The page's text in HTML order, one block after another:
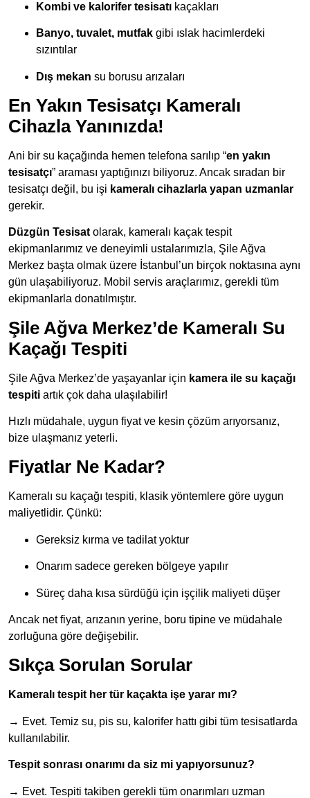
Kombi ve kalorifer tesisatı kaçakları
Banyo, tuvalet, mutfak gibi ıslak hacimlerdeki
sızıntılar
Dış mekan su borusu arızaları
En Yakın Tesisatçı Kameralı
Cihazla Yanınızda!
Ani bir su kaçağında hemen telefona sarılıp “en yakın
tesisatçı” araması yaptığınızı biliyoruz. Ancak sıradan bir
tesisatçı değil, bu işi kameralı cihazlarla yapan uzmanlar
gerekir.
Düzgün Tesisat olarak, kameralı kaçak tespit
ekipmanlarımız ve deneyimli ustalarımızla, Şile Ağva
Merkez başta olmak üzere İstanbul’un birçok noktasına aynı
gün ulaşabiliyoruz. Mobil servis araçlarımız, gerekli tüm
ekipmanlarla donatılmıştır.
Şile Ağva Merkez’de Kameralı Su
Kaçağı Tespiti
Şile Ağva Merkez’de yaşayanlar için kamera ile su kaçağı
tespiti artık çok daha ulaşılabilir!
Hızlı müdahale, uygun fiyat ve kesin çözüm arıyorsanız,
bize ulaşmanız yeterli.
Fiyatlar Ne Kadar?
Kameralı su kaçağı tespiti, klasik yöntemlere göre uygun
maliyetlidir. Çünkü:
Gereksiz kırma ve tadilat yoktur
Onarım sadece gereken bölgeye yapılır
Süreç daha kısa sürdüğü için işçilik maliyeti düşer
Ancak net fiyat, arızanın yerine, boru tipine ve müdahale
zorluğuna göre değişebilir.
Sıkça Sorulan Sorular
Kameralı tespit her tür kaçakta işe yarar mı?
→ Evet. Temiz su, pis su, kalorifer hattı gibi tüm tesisatlarda
kullanılabilir.
Tespit sonrası onarımı da siz mi yapıyorsunuz?
→ Evet. Tespiti takiben gerekli tüm onarımları uzman